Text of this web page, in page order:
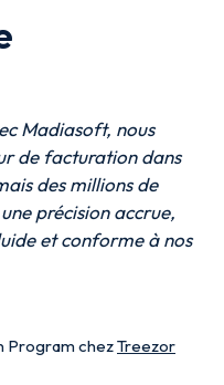
Madiasoft, nous
de facturation dans
des millions de
précision accrue,
et conforme à nos
Program chezTreezor